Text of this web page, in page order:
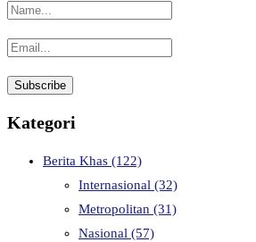
Kategori
Berita Khas (122)
Internasional (32)
Metropolitan (31)
Nasional (57)